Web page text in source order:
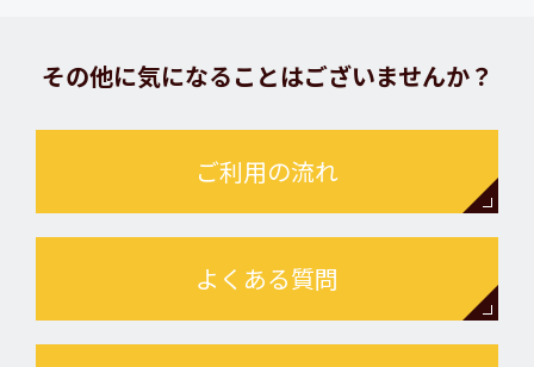
その他に気になることはございませんか？
ご利用の流れ
よくある質問